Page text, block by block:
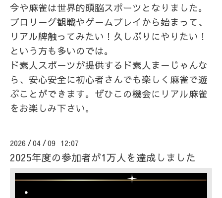
今や麻雀は世界的頭脳スポーツとなりました。
プロリーグ観戦やゲームプレイから始まって、
リアル牌触ってみたい！久しぶりにやりたい！
という方も多いのでは。
ド素人スポーツが提供するド素人まーじゃんな
ら、安心安全に初心者さんでも楽しく麻雀で遊
ぶことができます。ぜひこの機会にリアル麻雀
をお楽しみ下さい。
2026 /04 /09 12:07
2025年度の参加者が1万人を達成しました